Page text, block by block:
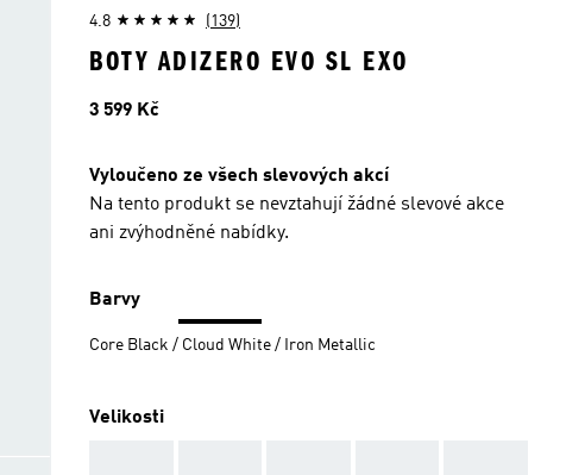
4.8 (139)
BOTY ADIZERO EVO SL EXO
Cena
3 599 Kč
Vyloučeno ze všech slevových akcí
Na tento produkt se nevztahují žádné slevové akce
ani zvýhodněné nabídky.
Barvy
Core Black / Cloud White / Iron Metallic
Velikosti